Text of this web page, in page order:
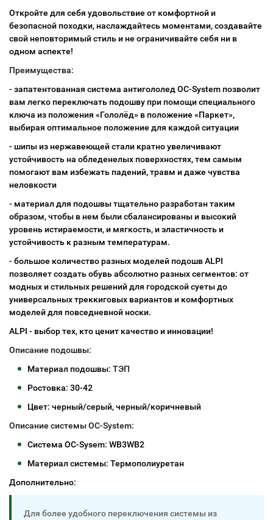
Откройте для себя удовольствие от комфортной и
безопасной походки, наслаждайтесь моментами, создавайте
свой неповторимый стиль и не ограничивайте себя ни в
одном аспекте!
Преимущества:
- запатентованная система антигололед OC-System позволит
вам легко переключать подошву при помощи специального
ключа из положения «Гололёд» в положение «Паркет»,
выбирая оптимальное положение для каждой ситуации
- шипы из нержавеющей стали кратно увеличивают
устойчивость на обледенелых поверхностях, тем самым
помогают вам избежать падений, травм и даже чувства
неловкости
- материал для подошвы тщательно разработан таким
образом, чтобы в нем были сбалансированы и высокий
уровень истираемости, и мягкость, и эластичность и
устойчивость к разным температурам.
- большое количество разных моделей подошв ALPI
позволяет создать обувь абсолютно разных сегментов: от
модных и стильных решений для городской суеты до
универсальных треккиговых вариантов и комфортных
моделей для повседневной носки.
ALPI - выбор тех, кто ценит качество и инновации!
Описание подошвы:
Материал подошвы: ТЭП
Ростовка: 30-42
Цвет: черный/серый, черный/коричневый
Описание системы OC-System:
Система OC-Sysem: WB3WB2
Материал системы: Термополиуретан
Дополнительно:
Для более удобного переключения системы из